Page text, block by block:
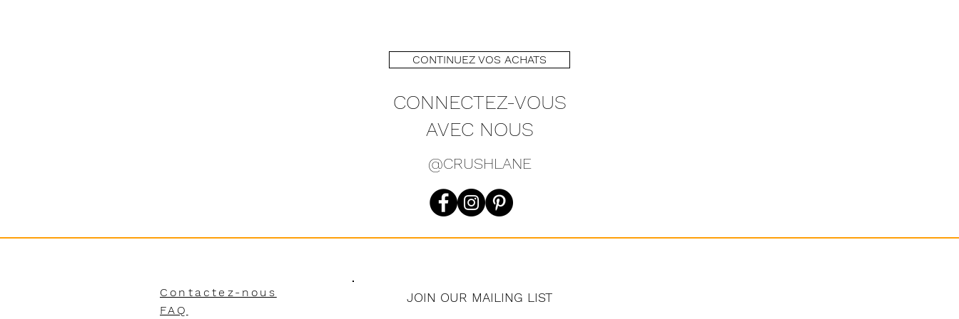
CONTINUEZ VOS ACHATS
CONNECTEZ-VOUS
AVEC NOUS
@CRUSHLANE
Contactez-nous
FAQ
JOIN OUR MAILING LIST